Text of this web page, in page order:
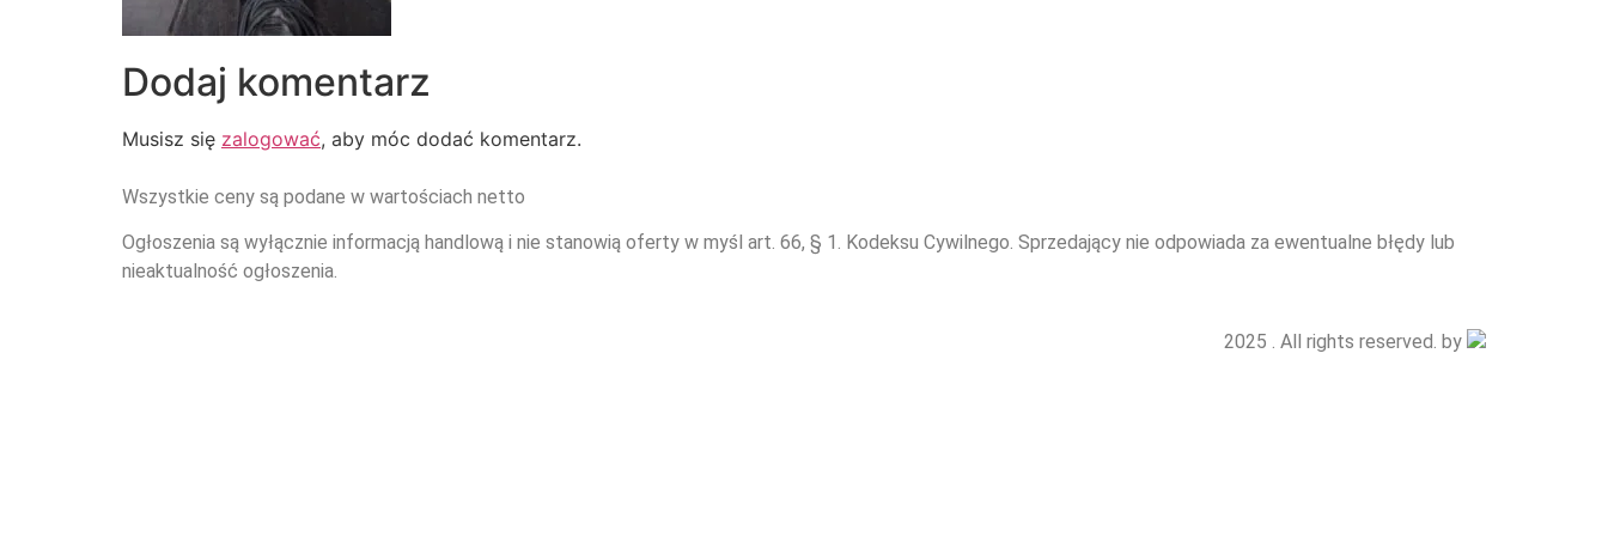
Dodaj komentarz
Musisz się zalogować, aby móc dodać komentarz.
Wszystkie ceny są podane w wartościach netto
Ogłoszenia są wyłącznie informacją handlową i nie stanowią oferty w myśl art. 66, § 1. Kodeksu Cywilnego. Sprzedający nie odpowiada za ewentualne błędy lub
nieaktualność ogłoszenia.
2025 . All rights reserved. by